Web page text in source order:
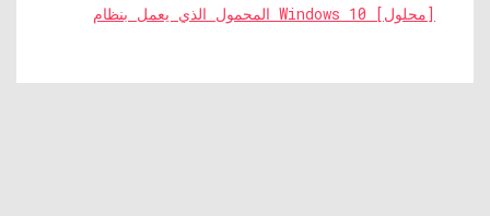
المحمول الذي يعمل بنظام Windows 10 [محلول]